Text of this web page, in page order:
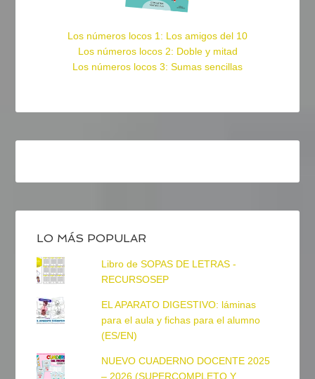
Los números locos 1: Los amigos del 10
Los números locos 2: Doble y mitad
Los números locos 3: Sumas sencillas
LO MÁS POPULAR
Libro de SOPAS DE LETRAS -
RECURSOSEP
EL APARATO DIGESTIVO: láminas
para el aula y fichas para el alumno
(ES/EN)
NUEVO CUADERNO DOCENTE 2025
– 2026 (SUPERCOMPLETO Y